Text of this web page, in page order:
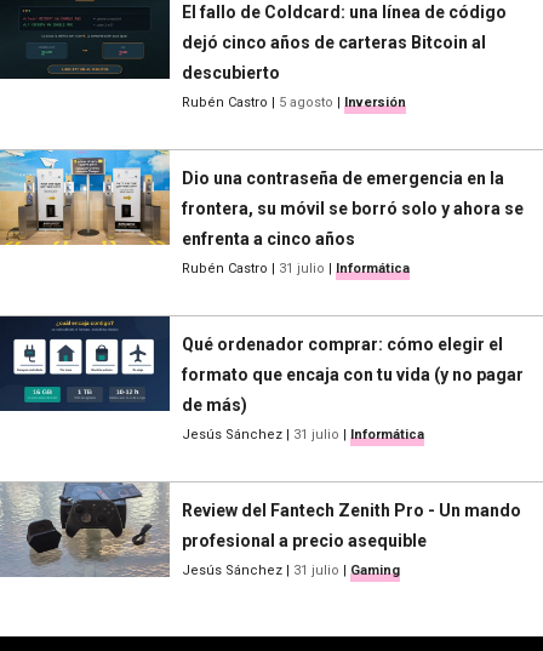
El fallo de Coldcard: una línea de código
dejó cinco años de carteras Bitcoin al
descubierto
Rubén Castro | 5 agosto | Inversión
Dio una contraseña de emergencia en la
frontera, su móvil se borró solo y ahora se
enfrenta a cinco años
Rubén Castro | 31 julio | Informática
Qué ordenador comprar: cómo elegir el
formato que encaja con tu vida (y no pagar
de más)
Jesús Sánchez | 31 julio | Informática
Review del Fantech Zenith Pro - Un mando
profesional a precio asequible
Jesús Sánchez | 31 julio | Gaming